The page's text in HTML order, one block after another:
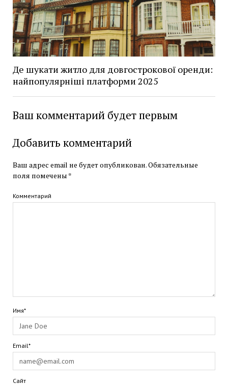
Де шукати житло для довгострокової оренди:
найпопулярніші платформи 2025
Ваш комментарий будет первым
Добавить комментарий
Ваш адрес email не будет опубликован.Обязательные
поля помечены *
Комментарий
Имя*
Email*
Сайт